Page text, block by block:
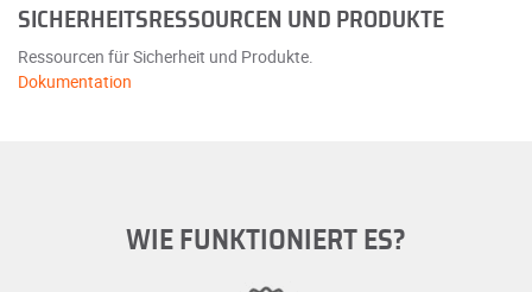
SICHERHEITSRESSOURCEN UND PRODUKTE
Ressourcen für Sicherheit und Produkte.
Dokumentation
WIE FUNKTIONIERT ES?